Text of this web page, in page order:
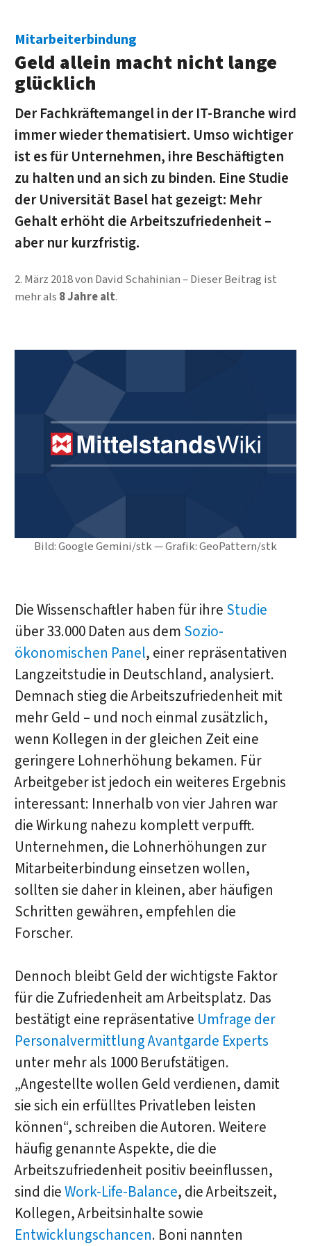
Bild: Google Gemini/stk — Grafik: GeoPattern/stk
Mitarbeiterbindung
Geld allein macht nicht lange
glücklich
Der Fach­kräfte­mangel in der IT-Branche wird
immer wieder themati­siert. Umso wichtiger
ist es für Unter­nehmen, ihre Be­schäf­tigten
zu halten und an sich zu binden. Eine Studie
der Uni­versi­tät Basel hat gezeigt: Mehr
Gehalt erhöht die Arbeits­zufriedenheit –
aber nur kurzfristig.
2. März 2018von David Schahinian
Dieser Beitrag ist
mehr als 8 Jahre alt.
Die Wissenschaftler haben für ihre Studie
über 33.000 Daten aus dem Sozio-
ökonomischen Panel, einer repräsentativen
Langzeitstudie in Deutschland, analysiert.
Demnach stieg die Arbeitszufriedenheit mit
mehr Geld – und noch einmal zusätzlich,
wenn Kollegen in der gleichen Zeit eine
geringere Lohnerhöhung bekamen. Für
Arbeitgeber ist jedoch ein weiteres Ergebnis
interessant: Innerhalb von vier Jahren war
die Wirkung nahezu komplett verpufft.
Unternehmen, die Lohnerhöhungen zur
Mitarbeiterbindung einsetzen wollen,
sollten sie daher in kleinen, aber häufigen
Schritten gewähren, empfehlen die
Forscher.
Dennoch bleibt Geld der wichtigste Faktor
für die Zufriedenheit am Arbeitsplatz. Das
bestätigt eine repräsentative Umfrage der
Personalvermittlung Avantgarde Experts
unter mehr als 1000 Berufstätigen.
„Angestellte wollen Geld verdienen, damit
sie sich ein erfülltes Privatleben leisten
können“, schreiben die Autoren. Weitere
häufig genannte Aspekte, die die
Arbeitszufriedenheit positiv beeinflussen,
sind dieWork-Life-Balance, die Arbeitszeit,
Kollegen, Arbeitsinhalte sowie
Entwicklungschancen. Boni nannten